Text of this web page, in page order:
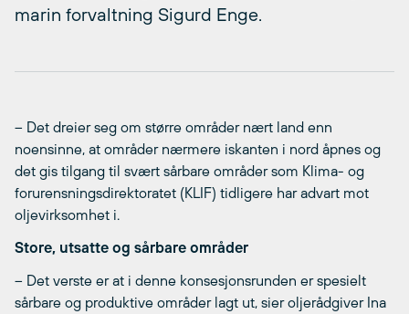
marin forvaltning Sigurd Enge.
– Det dreier seg om større områder nært land enn
noensinne, at områder nærmere iskanten i nord åpnes og
det gis tilgang til svært sårbare områder som Klima- og
forurensningsdirektoratet (KLIF) tidligere har advart mot
oljevirksomhet i.
Store, utsatte og sårbare områder
– Det verste er at i denne konsesjonsrunden er spesielt
sårbare og produktive områder lagt ut, sier oljerådgiver Ina